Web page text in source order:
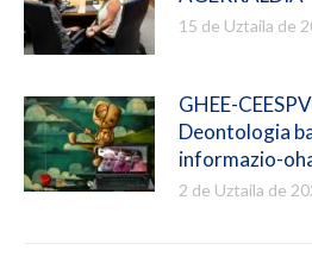
15 de Uztaila de
GHEE-
Deontologia
informazio-
2 de Uztaila de